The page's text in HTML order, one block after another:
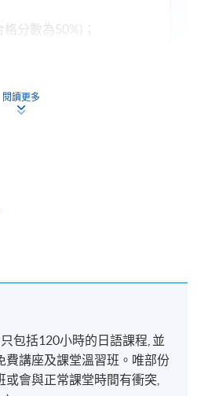
格分數為50%)；
級別的證書、文憑或成績
別課程。惟以該證明文件
閱讀更多
包括120小時的日語課程, 並
費講座及課堂溫習班。唯部份
或會與正常課堂時間有衝突,